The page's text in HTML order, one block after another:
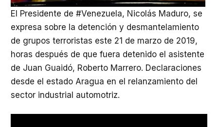
El Presidente de #Venezuela, Nicolás Maduro, se
expresa sobre la detención y desmantelamiento
de grupos terroristas este 21 de marzo de 2019,
horas después de que fuera detenido el asistente
de Juan Guaidó, Roberto Marrero. Declaraciones
desde el estado Aragua en el relanzamiento del
sector industrial automotriz.